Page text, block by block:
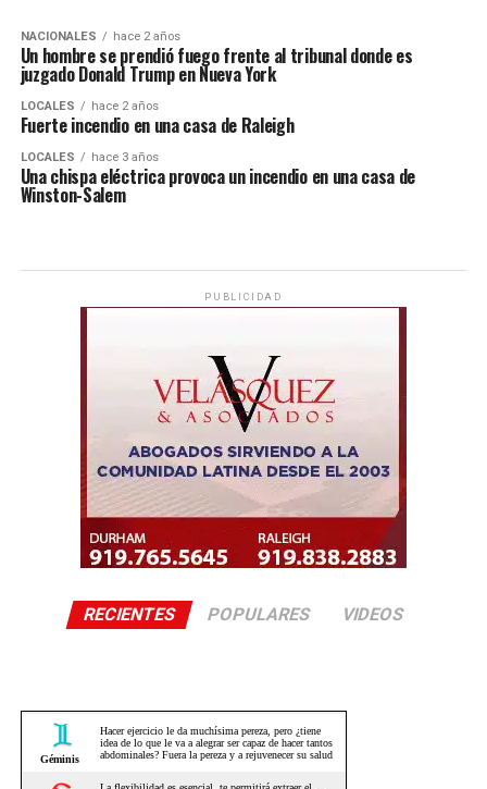
NACIONALES hace 2 años
Un hombre se prendió fuego frente al tribunal donde es
juzgado Donald Trump en Nueva York
LOCALES hace 2 años
Fuerte incendio en una casa de Raleigh
LOCALES hace 3 años
Una chispa eléctrica provoca un incendio en una casa de
Winston-Salem
PUBLICIDAD
RECIENTES POPULARES VIDEOS